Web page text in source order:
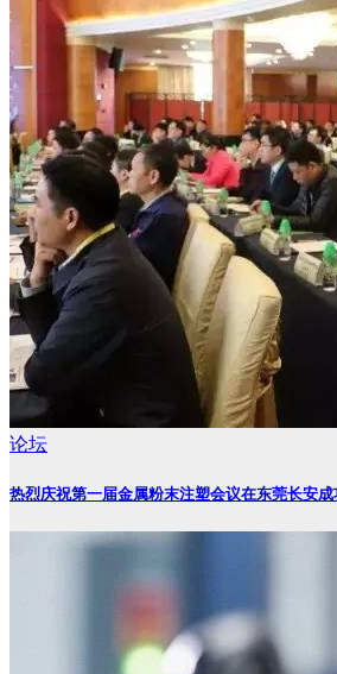
论坛
热烈庆祝第一届金属粉末注塑会议在东莞长安成